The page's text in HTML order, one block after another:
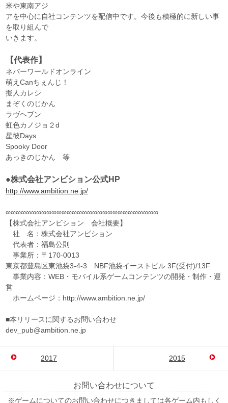
米や東南アジ
アを中心に自社コンテンツを配信中です。今後も積極的に新しい事
を取り組んで
いきます。
【代表作】
ネバーワールドオンライン
萌えCanちぇんじ！
擬人カレシ
まぞくのじかん
ラヴヘブン
虹色カノジョ２d
星彼Days
Spooky Door
あっきのじかん 等
●株式会社アンビション公式HP
http://www.ambition.ne.jp/
∞∞∞∞∞∞∞∞∞∞∞∞∞∞∞∞∞∞∞∞∞∞∞∞∞∞∞∞∞∞
【株式会社アンビション 会社概要】
社 名：株式会社アンビション
代表者：福島公則
事業所：〒170-0013
東京都豊島区東池袋3-4-3 NBF池袋イーストビル 3F(受付)/13F
事業内容：WEB・モバイル系ゲームコンテンツの開発・制作・運
営
ホームページ：http://www.ambition.ne.jp/
■本リリースに関するお問い合わせ
dev_pub@ambition.ne.jp
2017 2015
お問い合わせについて
※ゲームについてのお問い合わせにつきましては各ゲーム内もしく